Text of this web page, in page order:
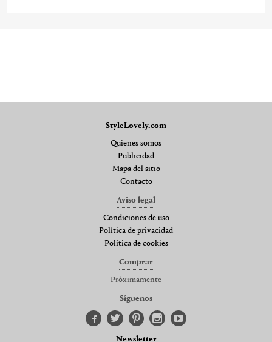
StyleLovely.com
Quienes somos
Publicidad
Mapa del sitio
Contacto
Aviso legal
Condiciones de uso
Política de privacidad
Política de cookies
Comprar
Próximamente
Síguenos
Newsletter